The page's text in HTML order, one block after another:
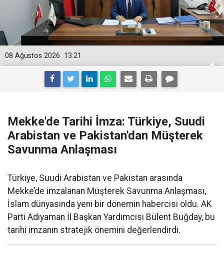
13:21
08 Ağustos 2026
Mekke'de Tarihi İmza: Türkiye, Suudi
Arabistan ve Pakistan'dan Müşterek
Savunma Anlaşması
Türkiye, Suudi Arabistan ve Pakistan arasında
Mekke’de imzalanan Müşterek Savunma Anlaşması,
İslam dünyasında yeni bir dönemin habercisi oldu. AK
Parti Adıyaman İl Başkan Yardımcısı Bülent Buğday, bu
tarihi imzanın stratejik önemini değerlendirdi.